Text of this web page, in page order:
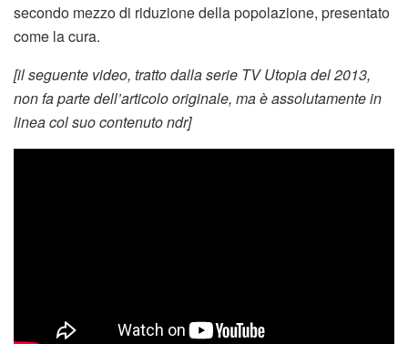
secondo mezzo di riduzione della popolazione, presentato
come la cura.
[il seguente video, tratto dalla serie TV Utopia del 2013,
non fa parte dell’articolo originale, ma è assolutamente in
linea col suo contenuto ndr]